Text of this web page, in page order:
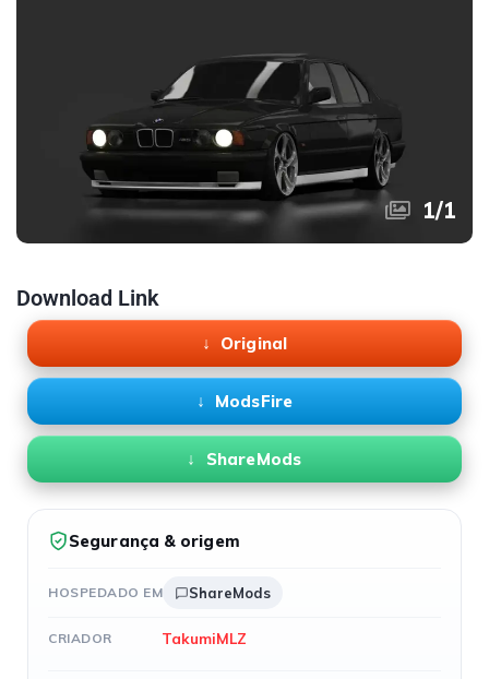
1/1
Download Link
Original
ModsFire
ShareMods
Segurança & origem
HOSPEDADO EM ShareMods
CRIADOR TakumiMLZ